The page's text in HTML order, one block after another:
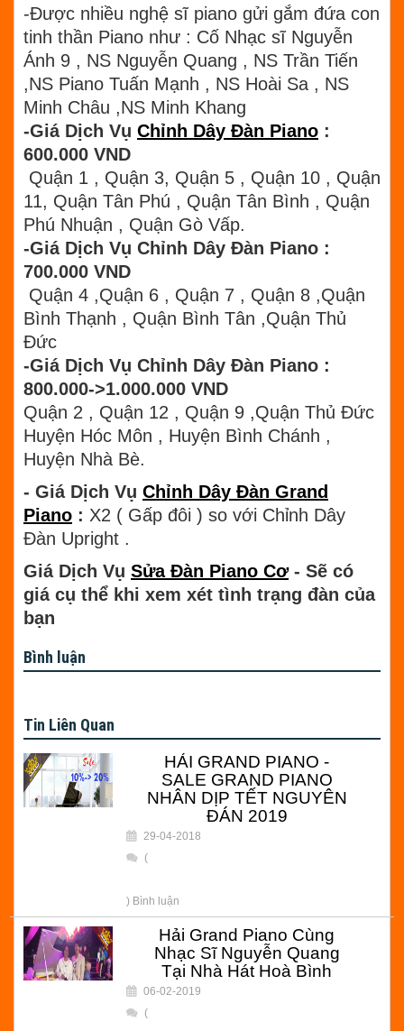
-Được nhiều nghệ sĩ piano gửi gắm đứa con
tinh thần Piano như : Cố Nhạc sĩ Nguyễn
Ánh 9 , NS Nguyễn Quang , NS Trần Tiến
,NS Piano Tuấn Mạnh , NS Hoài Sa , NS
Minh Châu ,NS Minh Khang
-Giá Dịch Vụ Chỉnh Dây Đàn Piano :
600.000 VND
Quận 1 , Quận 3, Quận 5 , Quận 10 , Quận
11, Quận Tân Phú , Quận Tân Bình , Quận
Phú Nhuận , Quận Gò Vấp.
-Giá Dịch Vụ Chỉnh Dây Đàn Piano :
700.000 VND
Quận 4 ,Quận 6 , Quận 7 , Quận 8 ,Quận
Bình Thạnh , Quận Bình Tân ,Quận Thủ
Đức
-Giá Dịch Vụ Chỉnh Dây Đàn Piano :
800.000->1.000.000 VND
Quận 2 , Quận 12 , Quận 9 ,Quận Thủ Đức
Huyện Hóc Môn , Huyện Bình Chánh ,
Huyện Nhà Bè.
- Giá Dịch Vụ Chỉnh Dây Đàn Grand
Piano : X2 ( Gấp đôi ) so với Chỉnh Dây
Đàn Upright .
Giá Dịch Vụ Sửa Đàn Piano Cơ- Sẽ có
giá cụ thể khi xem xét tình trạng đàn của
bạn
Bình luận
Tin Liên Quan
HẢI GRAND PIANO -
SALE GRAND PIANO
NHÂN DỊP TẾT NGUYÊN
ĐÁN 2019
29-04-2018
(
) Bình luận
Hải Grand Piano Cùng
Nhạc Sĩ Nguyễn Quang
Tại Nhà Hát Hoà Bình
06-02-2019
(